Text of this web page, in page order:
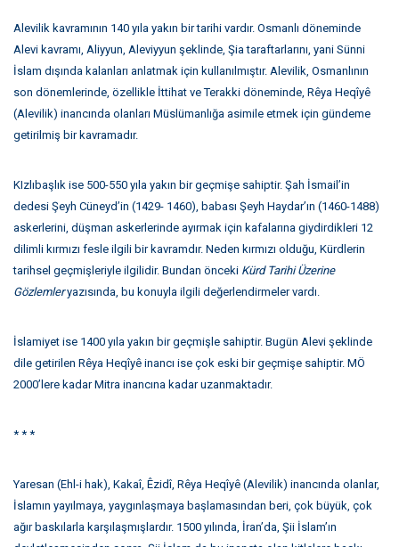
Alevilik kavramının 140 yıla yakın bir tarihi vardır. Osmanlı döneminde
Alevi kavramı, Aliyyun, Aleviyyun şeklinde, Şia taraftarlarını, yani Sünni
İslam dışında kalanları anlatmak için kullanılmıştır. Alevilik, Osmanlının
son dönemlerinde, özellikle İttihat ve Terakki döneminde, Rêya Heqîyê
(Alevilik) inancında olanları Müslümanlığa asimile etmek için gündeme
getirilmiş bir kavramadır.
KIzlıbaşlık ise 500-550 yıla yakın bir geçmişe sahiptir. Şah İsmail’in
dedesi Şeyh Cüneyd’in (1429- 1460), babası Şeyh Haydar’ın (1460-1488)
askerlerini, düşman askerlerinde ayırmak için kafalarına giydirdikleri 12
dilimli kırmızı fesle ilgili bir kavramdır. Neden kırmızı olduğu, Kürdlerin
tarihsel geçmişleriyle ilgilidir. Bundan önceki Kürd Tarihi Üzerine
Gözlemleryazısında, bu konuyla ilgili değerlendirmeler vardı.
İslamiyet ise 1400 yıla yakın bir geçmişle sahiptir. Bugün Alevi şeklinde
dile getirilen Rêya Heqîyê inancı ise çok eski bir geçmişe sahiptir. MÖ
2000’lere kadar Mitra inancına kadar uzanmaktadır.
* * *
Yaresan (Ehl-i hak), Kakaî, Êzidî, Rêya Heqîyê (Alevilik) inancında olanlar,
İslamın yayılmaya, yaygınlaşmaya başlamasından beri, çok büyük, çok
ağır baskılarla karşılaşmışlardır. 1500 yılında, İran’da, Şii İslam’ın